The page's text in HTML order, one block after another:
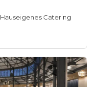
Hauseigenes Catering